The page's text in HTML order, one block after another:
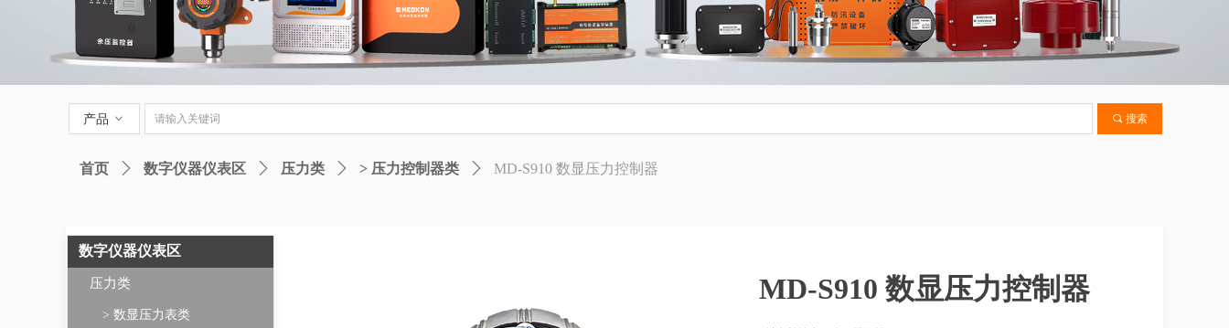
首页 ꄲ 数字仪器仪表区 ꄲ 压力类 ꄲ > 压力控制器类 ꄲ MD-S910 数显压力控制器
MD-S910 数显压力控制器
数字仪器仪表区
压力类
> 数显压力表类
끠 搜索
产品 ꀁ